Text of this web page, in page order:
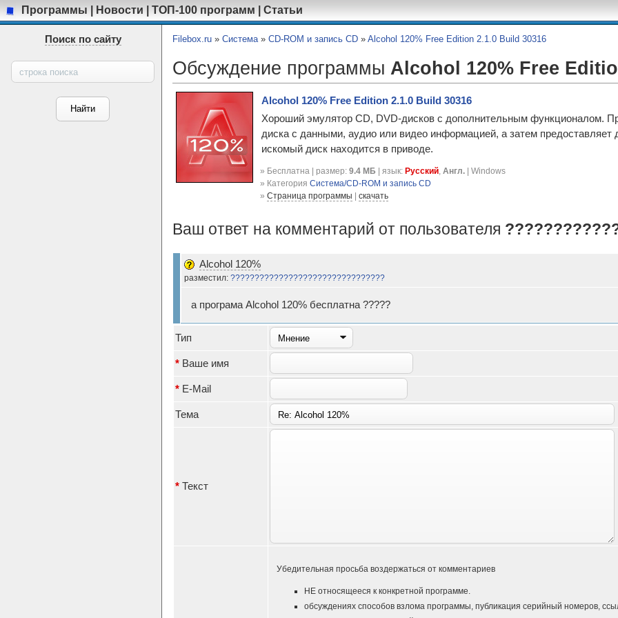
Программы Новости ТОП-100 программ Статьи
Поиск по сайту Filebox.ru » Система» CD-ROM и запись CD » Alcohol 120% Free Edition 2.1.0 Build 30316
Обсуждение программы Alcohol 120% Free
Alcohol 120% Free Edition 2.1.0 Build 30316
Хороший эмулятор CD, DVD-дисков с дополнительным функционалом.
диска с данными, аудио или видео информацией, а затем
искомый диск находится в приводе.
» Бесплатна | размер: 9.4 МБ | язык: Русский, Англ. | Windows
» Категория Система/CD-ROM и запись CD
» Страница программы скачать
Ваш ответ на комментарий от пользователя
Alcohol 120%
разместил: ????????????????????????????????
а програма Alcohol 120% бесплатна ?????
Тип
* Ваше имя
* E-Mail
Тема
* Текст
Убедительная просьба воздержаться от комментариев
НЕ относящееся к конкретной программе.
обсуждениях способов взлома программы, публикация серийный номеров,